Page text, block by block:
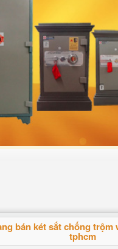
bán két sắt chống trộm
tphcm